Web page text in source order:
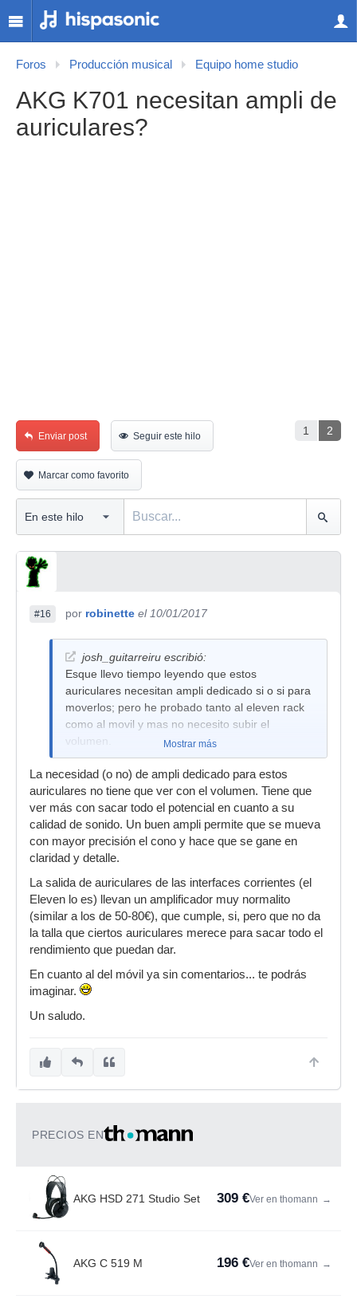
Foros Producción musical Equipo home studio
AKG K701 necesitan ampli de
auriculares?
1 2
Enviar post Seguir este hilo
Marcar como favorito
#16 por robinette el 10/01/2017
josh_guitarreiru escribió:
Esque llevo tiempo leyendo que estos
auriculares necesitan ampli dedicado si o si para
moverlos; pero he probado tanto al eleven rack
como al movil y mas no necesito subir el
volumen.
Mostrar más
La necesidad (o no) de ampli dedicado para estos
auriculares no tiene que ver con el volumen. Tiene que
ver más con sacar todo el potencial en cuanto a su
calidad de sonido. Un buen ampli permite que se mueva
con mayor precisión el cono y hace que se gane en
claridad y detalle.
La salida de auriculares de las interfaces corrientes (el
Eleven lo es) llevan un amplificador muy normalito
(similar a los de 50-80€), que cumple, si, pero que no da
la talla que ciertos auriculares merece para sacar todo el
rendimiento que puedan dar.
En cuanto al del móvil ya sin comentarios... te podrás
imaginar.
Un saludo.
PRECIOS EN
AKG HSD 271 Studio Set 309 €Ver en thomann →
AKG C 519 M 196 €Ver en thomann →